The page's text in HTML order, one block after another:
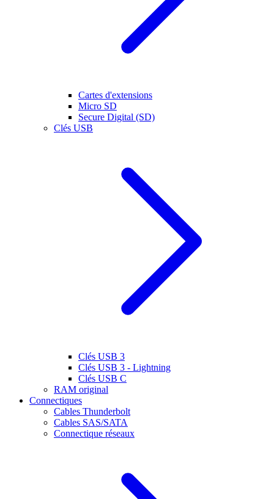
Cartes d'extensions
Micro SD
Secure Digital (SD)
Clés USB
Clés USB 3
Clés USB 3 - Lightning
Clés USB C
RAM original
Connectiques
Cables Thunderbolt
Cables SAS/SATA
Connectique réseaux